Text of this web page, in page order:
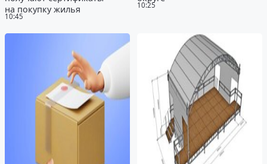
10:45
на покупку жилья
10:25